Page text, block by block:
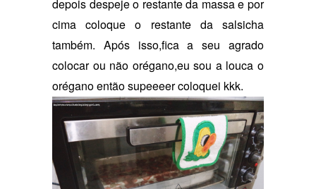
depois despeje o restante da massa e por
cima coloque o restante da salsicha
também. Após isso,fica a seu agrado
colocar ou não orégano,eu sou a louca o
orégano então supeeeer coloquei kkk.